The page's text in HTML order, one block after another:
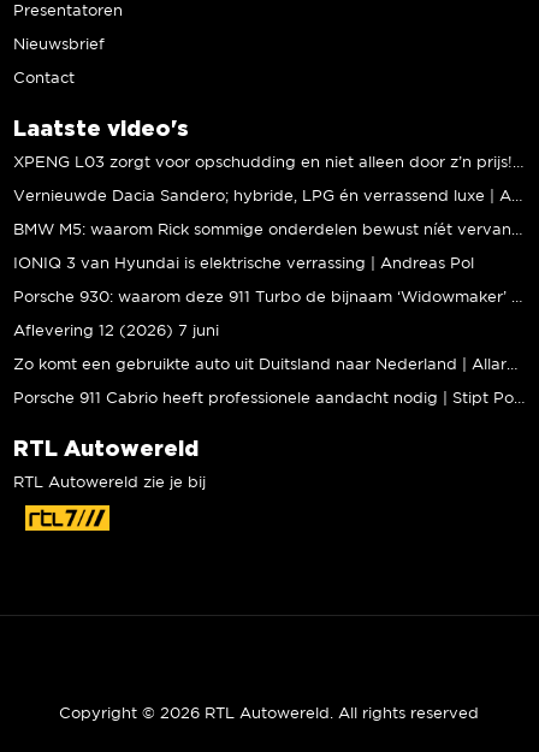
Presentatoren
Nieuwsbrief
Contact
Laatste video's
XPENG L03 zorgt voor opschudding en niet alleen door z’n prijs! | Jeroen Mul
Vernieuwde Dacia Sandero; hybride, LPG én verrassend luxe | Andreas Pol
BMW M5: waarom Rick sommige onderdelen bewust níét vervangt | Stipt Polish Point
IONIQ 3 van Hyundai is elektrische verrassing | Andreas Pol
Porsche 930: waarom deze 911 Turbo de bijnaam ‘Widowmaker’ kreeg | Gallery Aaldering
Aflevering 12 (2026) 7 juni
Zo komt een gebruikte auto uit Duitsland naar Nederland | Allard Kalff
Porsche 911 Cabrio heeft professionele aandacht nodig | Stipt Polish Point
RTL Autowereld
RTL Autowereld zie je bij
Copyright © 2026 RTL Autowereld. All rights reserved